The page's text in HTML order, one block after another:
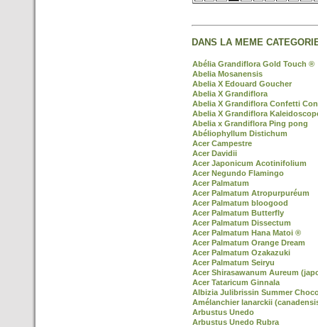
DANS LA MEME
Abélia Grandiflora Gold Touch ®
Abelia Mosanensis
Abelia X Edouard Goucher
Abelia X Grandiflora
Abelia X Grandiflora Confetti
Abelia X Grandiflora
Abelia x Grandiflora Ping pong
Abéliophyllum Distichum
Acer Campestre
Acer Davidii
Acer Japonicum Acotinifolium
Acer Negundo Flamingo
Acer Palmatum
Acer Palmatum Atropurpuréum
Acer Palmatum bloogood
Acer Palmatum Butterfly
Acer Palmatum Dissectum
Acer Palmatum Hana Matoi ®
Acer Palmatum Orange Dream
Acer Palmatum Ozakazuki
Acer Palmatum Seiryu
Acer Shirasawanum Aureum
Acer Tataricum Ginnala
Albizia Julibrissin Summer
Amélanchier lanarckii
Arbustus Unedo
Arbustus Unedo Rubra